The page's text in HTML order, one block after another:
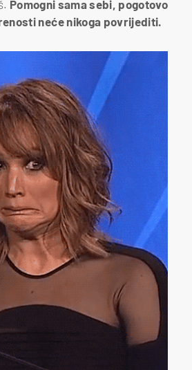
Pomogni sama sebi, pogotovo
neće nikoga povrijediti.